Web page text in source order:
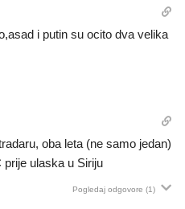
i putin su ocito dva velika
oba leta (ne samo jedan)
prije ulaska u Siriju
Pogledaj odgovore (1)